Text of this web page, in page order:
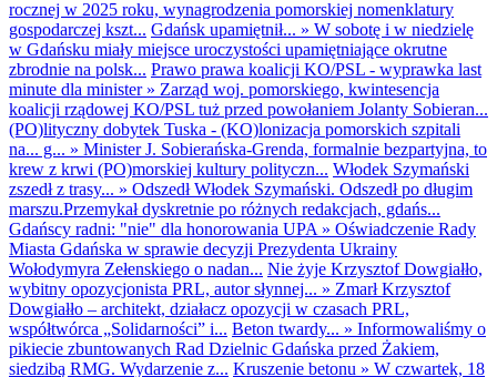
rocznej w 2025 roku, wynagrodzenia pomorskiej nomenklatury
gospodarczej kszt... Gdańsk upamiętnił... » W sobotę i w niedzielę
w Gdańsku miały miejsce uroczystości upamiętniające okrutne
zbrodnie na polsk... Prawo prawa koalicji KO/PSL - wyprawka last
minute dla minister» Zarząd woj. pomorskiego, kwintesencja
koalicji rządowej KO/PSL tuż przed powołaniem Jolanty Sobieran...
(PO)lityczny dobytek Tuska - (KO)lonizacja pomorskich szpitali
na... g... » Minister J. Sobierańska-Grenda, formalnie bezpartyjna, to
krew z krwi (PO)morskiej kultury polityczn... Włodek Szymański
zszedł z trasy... » Odszedł Włodek Szymański. Odszedł po długim
marszu.Przemykał dyskretnie po różnych redakcjach, gdańs...
Gdańscy radni: "nie" dla honorowania UPA » Oświadczenie Rady
Miasta Gdańska w sprawie decyzji Prezydenta Ukrainy
Wołodymyra Zełenskiego o nadan... Nie żyje Krzysztof Dowgiałło,
wybitny opozycjonista PRL, autor słynnej... » Zmarł Krzysztof
Dowgiałło – architekt, działacz opozycji w czasach PRL,
współtwórca „Solidarności” i... Beton twardy... » Informowaliśmy o
pikiecie zbuntowanych Rad Dzielnic Gdańska przed Żakiem,
siedzibą RMG. Wydarzenie z... Kruszenie betonu » W czwartek, 18